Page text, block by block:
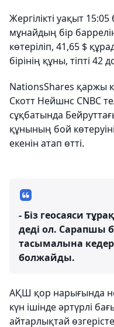
Жергілікті уақыт 15:05
мұнайдың бір
көтеріліп, 41,65 $
бірінің құны, тіпті 42
NationsShares қаржы
Скотт Нейшнс CNBC
сұқбатында
құнының бой
екенін атап өтті.
- Біз геосаяси
деді ол. Сарапшы
тасымалына
болжайды.
АҚШ қор нарығында
күн ішінде әртүрлі
айтарлықтай